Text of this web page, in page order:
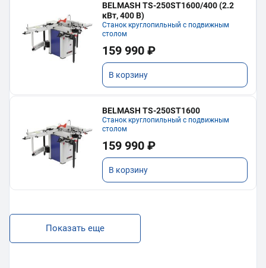
BELMASH TS-250ST1600/400 (2.2
кВт, 400 В)
Станок круглопильный с подвижным
столом
159 990 ₽
В корзину
BELMASH TS-250ST1600
Станок круглопильный с подвижным
столом
159 990 ₽
В корзину
Показать еще